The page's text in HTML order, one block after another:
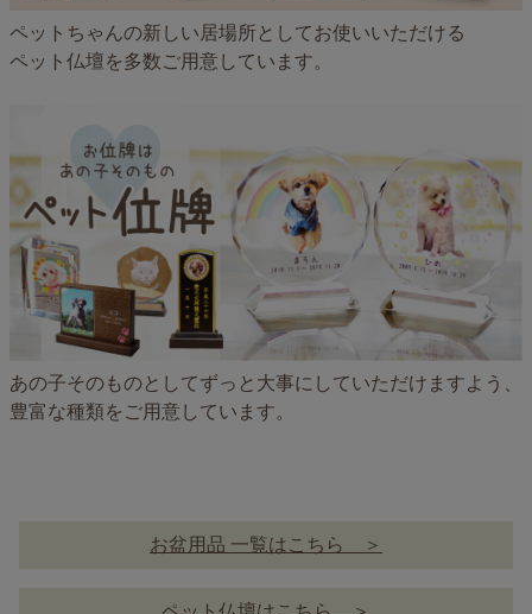
ペットちゃんの新しい居場所としてお使いいただける
ペット仏壇を多数ご用意しています。
あの子そのものとしてずっと大事にしていただけますよう、
豊富な種類をご用意しています。
お盆用品 一覧はこちら ＞